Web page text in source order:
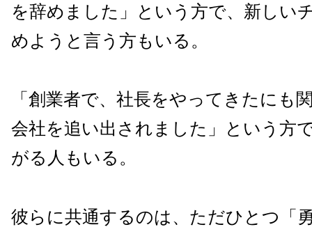
を辞めました」という方で、新しい
めようと言う方もいる。
「創業者で、社長をやってきたにも
会社を追い出されました」という方
がる人もいる。
彼らに共通するのは、ただひとつ「